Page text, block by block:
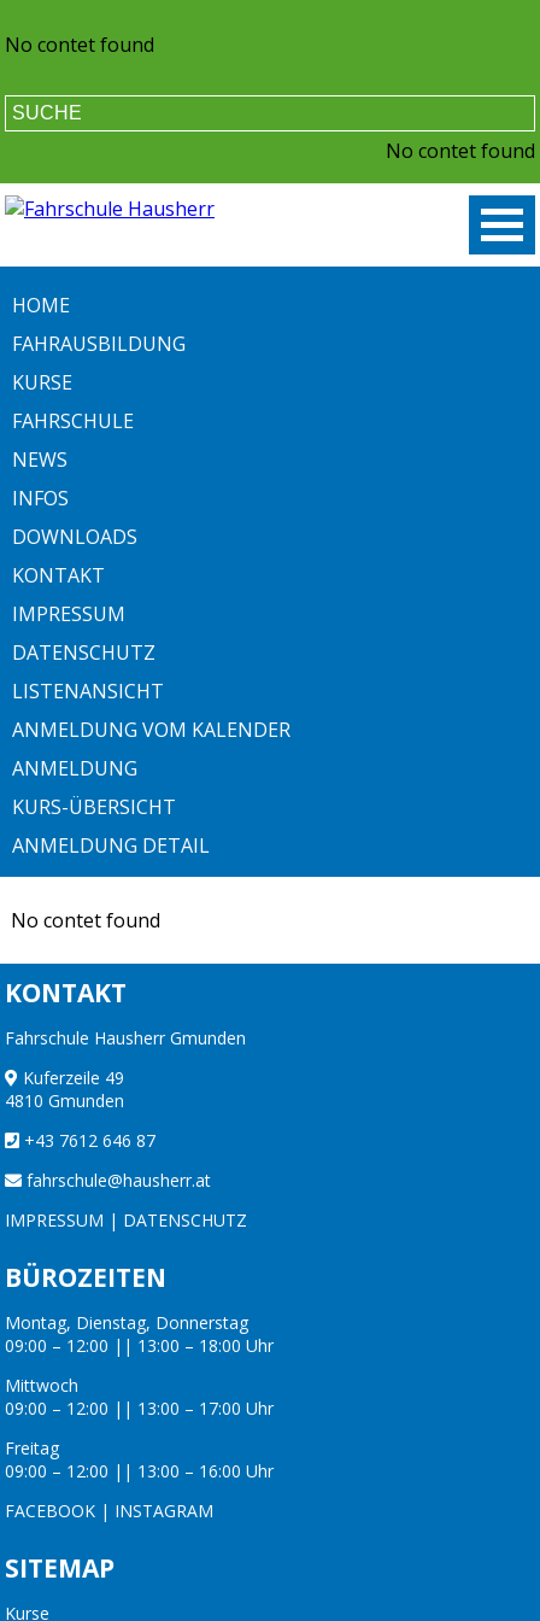
No contet found
No contet found
HOME
FAHRAUSBILDUNG
KURSE
FAHRSCHULE
NEWS
INFOS
DOWNLOADS
KONTAKT
IMPRESSUM
DATENSCHUTZ
LISTENANSICHT
ANMELDUNG VOM KALENDER
ANMELDUNG
KURS-ÜBERSICHT
ANMELDUNG DETAIL
No contet found
KONTAKT
Fahrschule Hausherr Gmunden
Kuferzeile 49
4810 Gmunden
+43 7612 646 87
fahrschule@hausherr.at
IMPRESSUM | DATENSCHUTZ
BÜROZEITEN
Montag, Dienstag, Donnerstag
09:00 – 12:00 || 13:00 – 18:00 Uhr
Mittwoch
09:00 – 12:00 || 13:00 – 17:00 Uhr
Freitag
09:00 – 12:00 || 13:00 – 16:00 Uhr
FACEBOOK | INSTAGRAM
SITEMAP
Kurse